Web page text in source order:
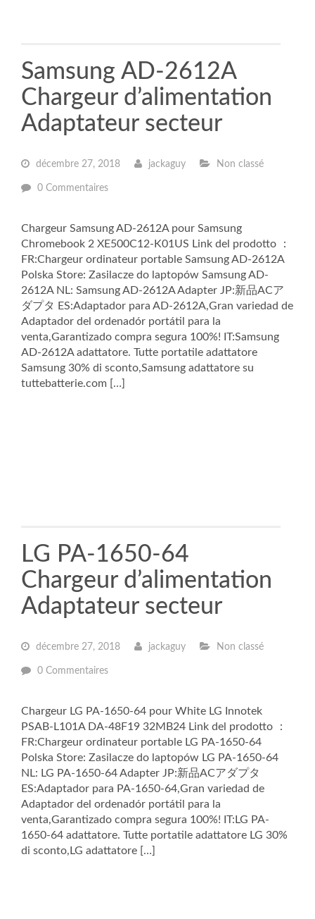
Samsung AD-2612A
Chargeur d’alimentation
Adaptateur secteur
décembre 27, 2018 jackaguy Non classé
0 Commentaires
Chargeur Samsung AD-2612A pour Samsung
Chromebook 2 XE500C12-K01US Link del prodotto ：
FR:Chargeur ordinateur portable Samsung AD-2612A
Polska Store: Zasilacze do laptopów Samsung AD-
2612A NL: Samsung AD-2612A Adapter JP:新品ACア
ダプタ ES:Adaptador para AD-2612A,Gran variedad de
Adaptador del ordenadór portátil para la
venta,Garantizado compra segura 100%! IT:Samsung
AD-2612A adattatore. Tutte portatile adattatore
Samsung 30% di sconto,Samsung adattatore su
tuttebatterie.com […]
LG PA-1650-64
Chargeur d’alimentation
Adaptateur secteur
décembre 27, 2018 jackaguy Non classé
0 Commentaires
Chargeur LG PA-1650-64 pour White LG Innotek
PSAB-L101A DA-48F19 32MB24 Link del prodotto ：
FR:Chargeur ordinateur portable LG PA-1650-64
Polska Store: Zasilacze do laptopów LG PA-1650-64
NL: LG PA-1650-64 Adapter JP:新品ACアダプタ
ES:Adaptador para PA-1650-64,Gran variedad de
Adaptador del ordenadór portátil para la
venta,Garantizado compra segura 100%! IT:LG PA-
1650-64 adattatore. Tutte portatile adattatore LG 30%
di sconto,LG adattatore […]